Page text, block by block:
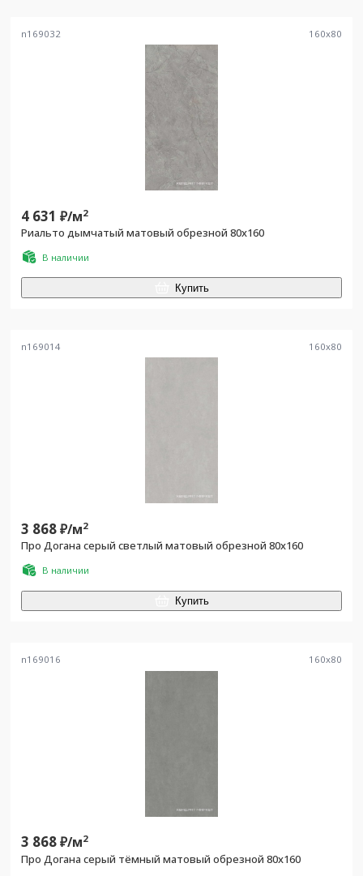
n169032 160x80
4 631 ₽/м2
Риальто дымчатый матовый обрезной 80x160
В наличии
Купить
n169014 160x80
3 868₽/м2
Про Догана серый светлый матовый обрезной 80x160
В наличии
Купить
n169016 160x80
3 868₽/м2
Про Догана серый тёмный матовый обрезной 80x160